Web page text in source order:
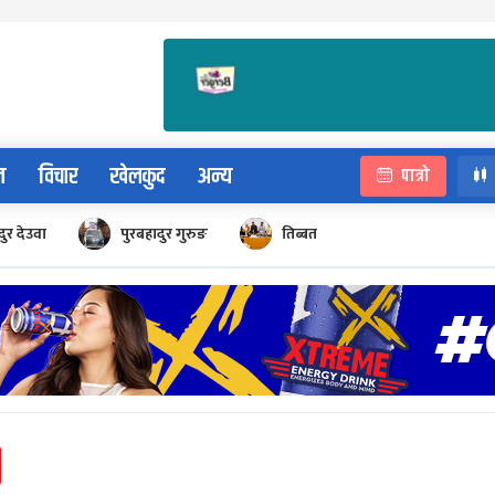
विचार खेलकुद अन्य पात्रो
देउवा पुरबहादुर गुरुङ तिब्बत